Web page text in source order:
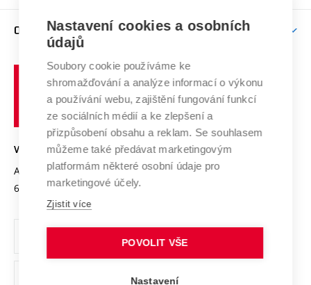
E-přihláška
Závěrečné práce
Doktorské studium
Studium bez bariér
Podpora podnikání
Mezinárodní vědecká rada
Systém zajišťování kvality výzkumu
Výzkumné infrastruktury
Transfer znalostí
Open Science
Projekty
Projekty ze strukturálních fondů
Specifický výzkum
Firemní spolupráce
Zahraniční spolupráce
Spolupráce se školami
Mezinárodní dohody
Univerzitní sítě
O UNIVERZITĚ
Profil univerzity
Udržitelná univerzita
Podnikavá univerzita / ContriBUTe
Bezpečná univerzita
Vyznamenání
Organizační struktura
Ochrana osobních údajů
učení
technické
Brně
VYSOKÉ UČENÍ TECHNICKÉ V BRNĚ
Antonínská 548/1
602 00 Brno
www.vut.cz
vut@vutbr.cz
Nastavení cookies a osobních
údajů
Soubory cookie používáme ke
shromažďování a analýze informací o výkonu
a používání webu, zajištění fungování funkcí
ze sociálních médií a ke zlepšení a
přizpůsobení obsahu a reklam. Se souhlasem
můžeme také předávat marketingovým
platformám některé osobní údaje pro
marketingové účely.
Zjistit více
POVOLIT VŠE
Nastavení